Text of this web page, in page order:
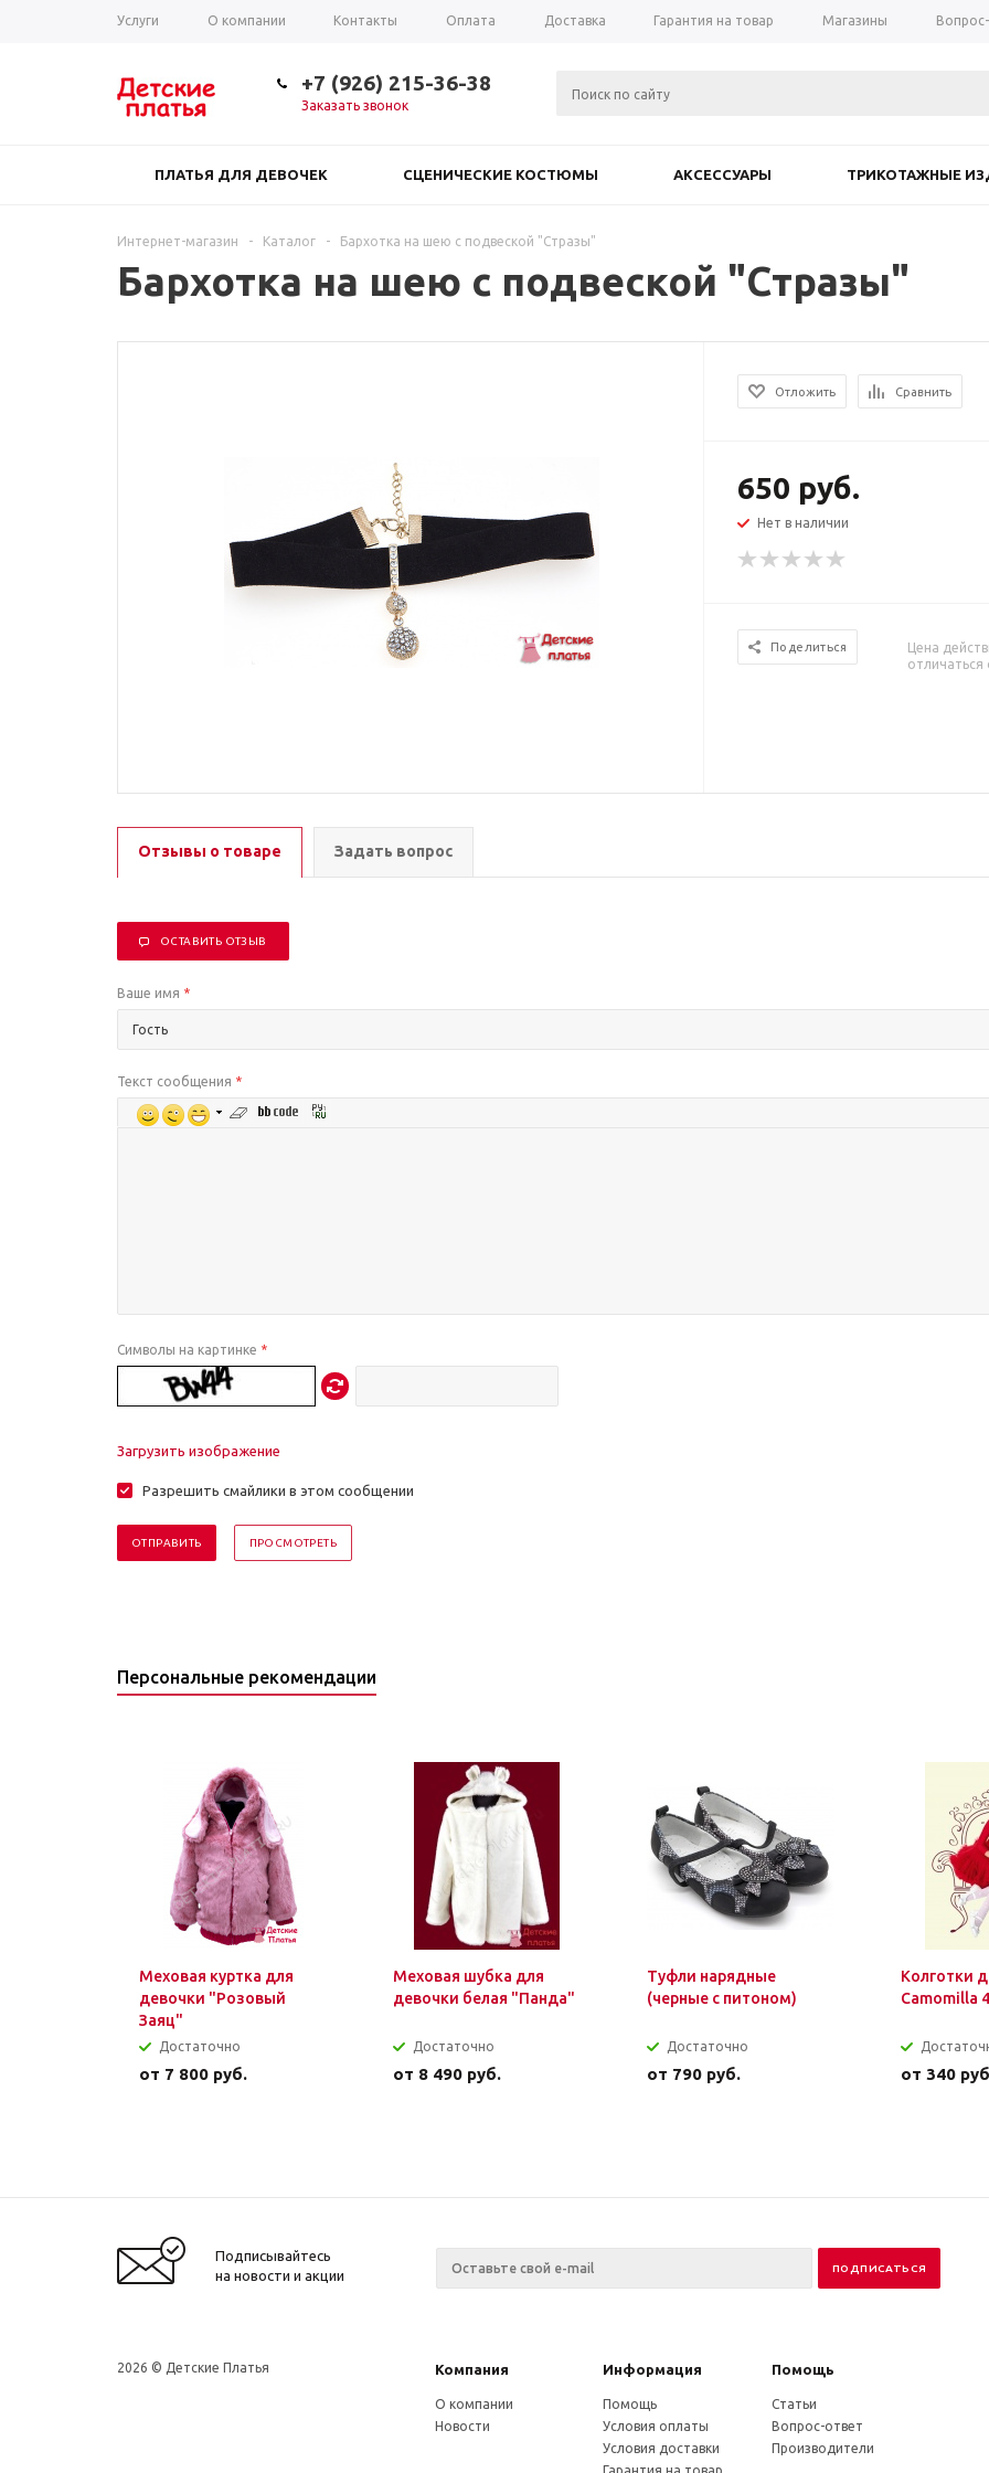
Услуги О компании Контакты Оплата Доставка Гарантия на товар Магазины
+7 (926) 215-36-38
Заказать звонок
ПЛАТЬЯ ДЛЯ ДЕВОЧЕК СЦЕНИЧЕСКИЕ КОСТЮМЫ АКСЕССУАРЫ ТРИКОТАЖНЫЕ
Интернет-магазин - Каталог - Бархотка на шею с подвеской "Стразы"
Бархотка на шею с подвеской "Стразы"
Отложить Сравнить
650 руб.
Нет в наличии
Поделиться
Цена
отличаться
Отзывы о товаре Задать вопрос
ОСТАВИТЬ ОТЗЫВ
Ваше имя *
Текст сообщения *
Символы на картинке *
Загрузить изображение
Разрешить смайлики в этом сообщении
Персональные рекомендации
Меховая куртка для
девочки "Розовый
Заяц"
Достаточно
от 7 800 руб.
Меховая шубка для
девочки белая "Панда"
Достаточно
от 8 490 руб.
Туфли нарядные
(черные с питоном)
Достаточно
от 790 руб.
Колготки
Camomilla
от 340
Подписывайтесь
на новости и акции
2026 © Детские Платья Компания Информация Помощь
О компании
Новости
Помощь
Условия оплаты
Условия доставки
Статьи
Вопрос-ответ
Производители